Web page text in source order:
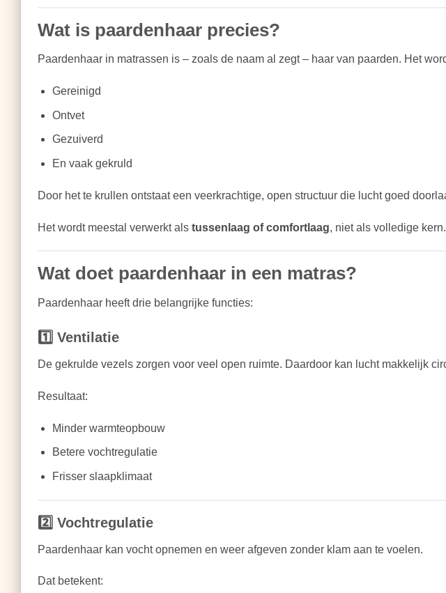
Wat is paardenhaar precies?
Paardenhaar in matrassen is – zoals de naam al zegt – haar van paarden. Het
Gereinigd
Ontvet
Gezuiverd
En vaak gekruld
Door het te krullen ontstaat een veerkrachtige, open structuur die lucht goed
Het wordt meestal verwerkt als tussenlaag of comfortlaag, niet als volledige kern.
Wat doet paardenhaar in een matras?
Paardenhaar heeft drie belangrijke functies:
1️⃣ Ventilatie
De gekrulde vezels zorgen voor veel open ruimte. Daardoor kan lucht makkelijk
Resultaat:
Minder warmteopbouw
Betere vochtregulatie
Frisser slaapklimaat
2️⃣ Vochtregulatie
Paardenhaar kan vocht opnemen en weer afgeven zonder klam aan te voelen.
Dat betekent: